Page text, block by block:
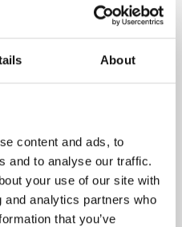
About
content and ads, to
and to analyse our traffic.
your use of our site with
analytics partners who
that you’ve
sluit zich aan bij
mee uit de
2025
zich recent
DPP-
eerst aanwezig bij d...